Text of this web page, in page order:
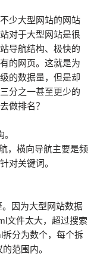
少大型网站的网站
对于大型网站是很
导航结构、极快的
的网页。这就是为
的数据量，但是却
分之一甚至更少的
做排名？
，横向导航主要是频
对关键词。
因为大型网站数据
文件太大，超过搜索
分为数个，每个拆
范围内。